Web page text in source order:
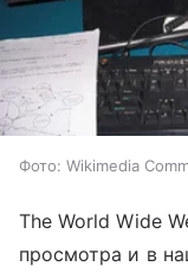
Фото: Wikimedia
The World Wide
просмотра и в